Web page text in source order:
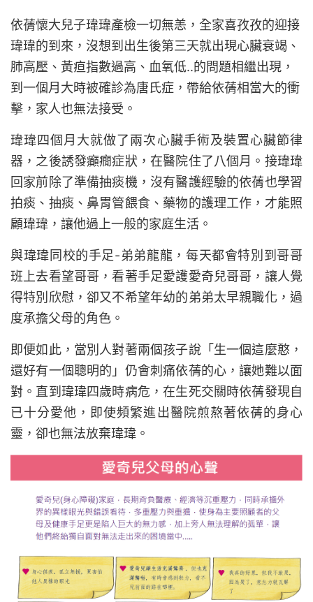
依蒨懷大兒子瑋瑋產檢一切無恙，全家喜孜孜的迎接
瑋瑋的到來，沒想到出生後第三天就出現心臟衰竭、
肺高壓、黃疸指數過高、血氧低..的問題相繼出現，
到一個月大時被確診為唐氏症，帶給依蒨相當大的衝
擊，家人也無法接受。
瑋瑋四個月大就做了兩次心臟手術及裝置心臟節律
器，之後誘發癲癇症狀，在醫院住了八個月。接瑋瑋
回家前除了準備抽痰機，沒有醫護經驗的依蒨也學習
拍痰、抽痰、鼻胃管餵食、藥物的護理工作，才能照
顧瑋瑋，讓他過上一般的家庭生活。
與瑋瑋同校的手足-弟弟龍龍，每天都會特別到哥哥
班上去看望哥哥，看著手足愛護愛奇兒哥哥，讓人覺
得特別欣慰，卻又不希望年幼的弟弟太早親職化，過
度承擔父母的角色。
即便如此，當別人對著兩個孩子說「生一個這麼憨，
還好有一個聰明的」仍會刺痛依蒨的心，讓她難以面
對。直到瑋瑋四歲時病危，在生死交關時依蒨發現自
已十分愛他，即使頻繁進出醫院煎熬著依蒨的身心
靈，卻也無法放棄瑋瑋。